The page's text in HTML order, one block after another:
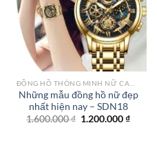
wishlist
Những mẫu đồng hồ nữ đẹp
nhất hiện nay – SDN18
1.600.000₫ Giá
1.200.000₫Giá